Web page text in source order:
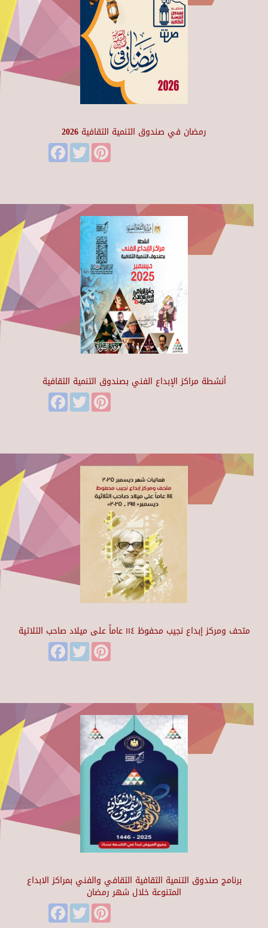
رمضان في صندوق التنمية الثقافية 2026
FacebookTwitter
أنشطة مراكز الإبداع الفني بصندوق التنمية الثقافية
FacebookTwitter
متحف ومركز إبداع نجيب محفوظ ١١٤ عاماً على ميلاد صاحب الثلاثية
FacebookTwitter
برنامج صندوق التنمية الثقافية الثقافي والفني بمراكز الابداع
المتنوعة خلال شهر رمضان
FacebookTwitter